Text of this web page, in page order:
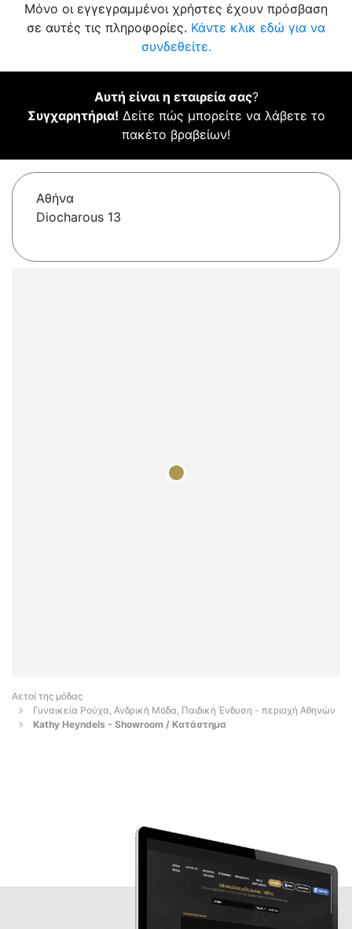
Μόνο οι εγγεγραμμένοι χρήστες έχουν πρόσβαση
σε αυτές τις πληροφορίες. Κάντε κλικ εδώ για να
συνδεθείτε.
Αυτή είναι η εταιρεία σας?
Συγχαρητήρια! Δείτε πώς μπορείτε να λάβετε το
πακέτο βραβείων!
Αθήνα
Diocharous 13
Αετοί της μόδας
Γυναικεία Ρούχα, Ανδρική Μόδα, Παιδική Ένδυση - περιοχή Αθηνών
Kathy Heyndels - Showroom / Κατάστημα